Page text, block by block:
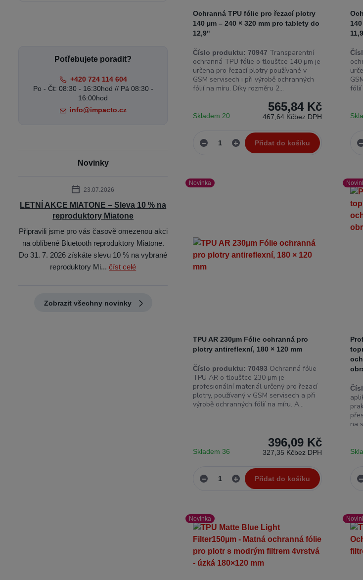
Ochranná TPU fólie pro řezací plotry
140 µm – 240 × 320 mm pro tablety do
12,9"
Číslo produktu: 70947 Transparentní
ochranná TPU fólie o tloušťce 140 µm je
určena pro řezací plotry používané v
GSM servisech i při výrobě ochranných
fólií na míru. Díky rozměru 2...
565,84 Kč
467,64 Kčbez DPH
Skladem 20
Přidat do košíku
fólií
Novinka
TPU AR 230µm Fólie ochranná pro
plotry antireflexní, 180 × 120 mm
Číslo produktu: 70493 Ochranná fólie
TPU AR o tloušťce 230 µm je
profesionální materiál určený pro řezací
plotry, používaný v GSM servisech a při
výrobě ochranných fólií na míru. A...
396,09 Kč
327,35 Kčbez DPH
Skladem 36
Přidat do košíku
na
Novinka
Potřebujete poradit?
+420 724 114 604
Po - Čt: 08:30 - 16:30hod // Pá 08:30 -
16:00hod
info@impacto.cz
Novinky
23.07.2026
LETNÍ AKCE MIATONE – Sleva 10 % na
reproduktory Miatone
Připravili jsme pro vás časově omezenou akci
na oblíbené Bluetooth reproduktory Miatone.
Do 31. 7. 2026 získáte slevu 10 % na vybrané
reproduktory Mi...číst celé
Zobrazit všechny novinky